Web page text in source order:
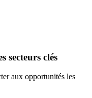
secteurs clés
aux opportunités les